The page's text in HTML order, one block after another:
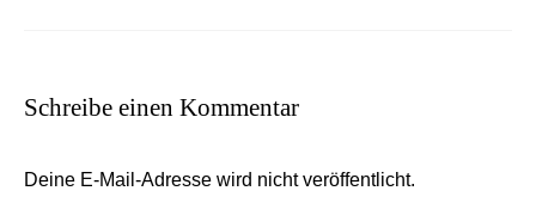
Schreibe einen Kommentar
Deine E-Mail-Adresse wird nicht veröffentlicht.